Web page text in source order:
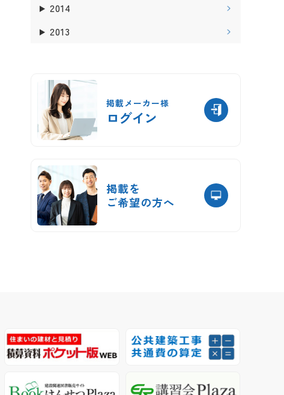
2014
2013
掲載メーカー様
ログイン
掲載を
ご希望の方へ